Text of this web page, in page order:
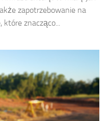
zapotrzebowanie na
które znacząco...